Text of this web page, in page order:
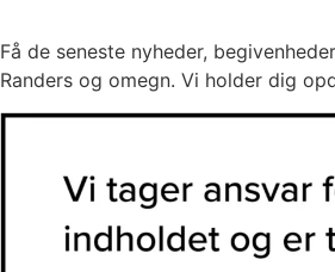
Få de seneste nyheder,
Randers og omegn. Vi holder dig